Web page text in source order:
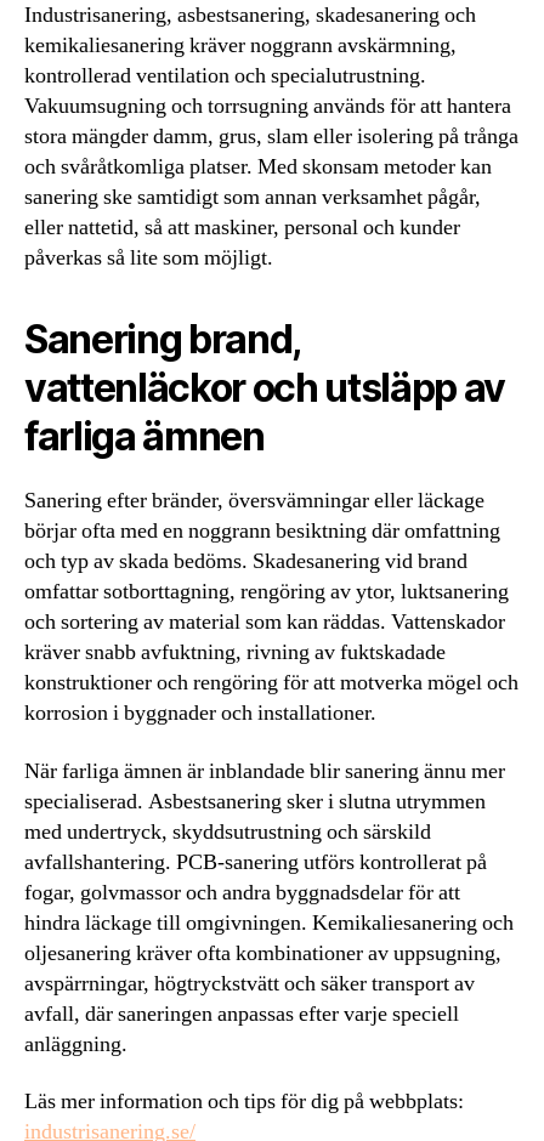
Industrisanering, asbestsanering, skadesanering och
kemikaliesanering kräver noggrann avskärmning,
kontrollerad ventilation och specialutrustning.
Vakuumsugning och torrsugning används för att hantera
stora mängder damm, grus, slam eller isolering på trånga
och svåråtkomliga platser. Med skonsam metoder kan
sanering ske samtidigt som annan verksamhet pågår,
eller nattetid, så att maskiner, personal och kunder
påverkas så lite som möjligt.
Sanering brand,
vattenläckor och utsläpp av
farliga ämnen
Sanering efter bränder, översvämningar eller läckage
börjar ofta med en noggrann besiktning där omfattning
och typ av skada bedöms. Skadesanering vid brand
omfattar sotborttagning, rengöring av ytor, luktsanering
och sortering av material som kan räddas. Vattenskador
kräver snabb avfuktning, rivning av fuktskadade
konstruktioner och rengöring för att motverka mögel och
korrosion i byggnader och installationer.
När farliga ämnen är inblandade blir sanering ännu mer
specialiserad. Asbestsanering sker i slutna utrymmen
med undertryck, skyddsutrustning och särskild
avfallshantering. PCB-sanering utförs kontrollerat på
fogar, golvmassor och andra byggnadsdelar för att
hindra läckage till omgivningen. Kemikaliesanering och
oljesanering kräver ofta kombinationer av uppsugning,
avspärrningar, högtryckstvätt och säker transport av
avfall, där saneringen anpassas efter varje speciell
anläggning.
Läs mer information och tips för dig på webbplats:
industrisanering.se/